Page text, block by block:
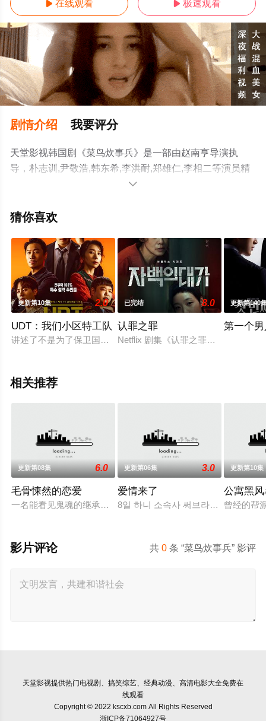
 在线观看  极速观看
剧情介绍 我要评分
天堂影视韩国剧《菜鸟炊事兵》是一部由赵南亨导演执
导，朴志训,尹敬浩,韩东希,李洪耐,郑雄仁,李相二等演员精
彩演绎的韩国电视剧，免费观看高清无删减完整版电视剧
剧、电视猫或剧情网等平台了解。

猜你喜欢
更新第10集 2.0
UDT：我们小区特工队
讲述了不是为了保卫国家，更不关心地球和平，只为了家人和
已完结 8.0
认罪之罪
Netflix 剧集《认罪之罪》是一部悬
更新第140
第一个
相关推荐
更新第08集 6.0
毛骨悚然的恋爱
一名能看见鬼魂的继承人与一名王牌检察官发现只要轻轻一碰
更新第06集 3.0
爱情来了
8일 하니 소속사 써브라임 측은
更新第10集
公寓黑
曾经的帮
共0 条 “菜鸟炊事兵” 影评
影片评论
天堂影视提供热门电视剧、搞笑综艺、经典动漫、高清电影大全免费在
线观看
Copyright © 2022 kscxb.com All Rights Reserved
浙ICP备71064927号